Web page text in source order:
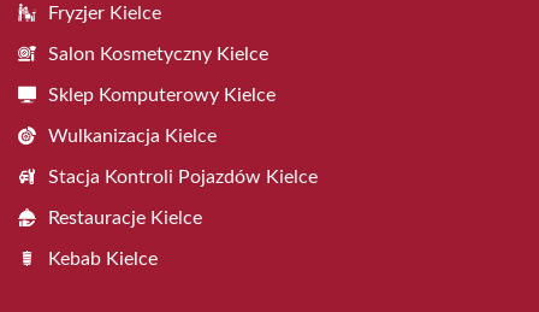
Fryzjer Kielce
Salon Kosmetyczny Kielce
Sklep Komputerowy Kielce
Wulkanizacja Kielce
Stacja Kontroli Pojazdów Kielce
Restauracje Kielce
Kebab Kielce